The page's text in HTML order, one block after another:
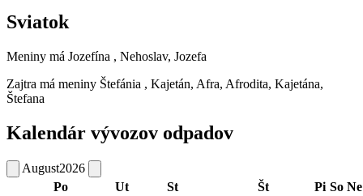
Sviatok
Meniny má Jozefína , Nehoslav, Jozefa
Zajtra má meniny Štefánia , Kajetán, Afra, Afrodita, Kajetána,
Štefana
Kalendár vývozov odpadov
August2026
Po
Ut St Št Pi So Ne